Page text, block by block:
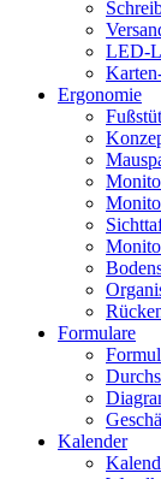
LED-
Ergonomie
Formulare
Kalender